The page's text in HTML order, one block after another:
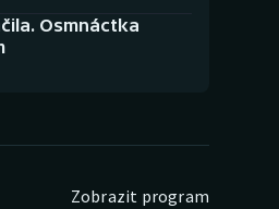
Osmnáctka
Zobrazit program